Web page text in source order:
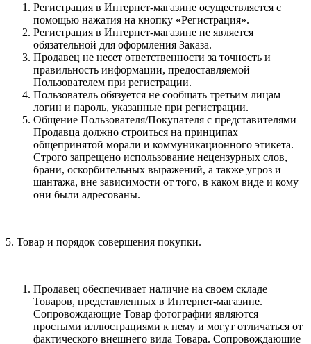
Регистрация в Интернет-магазине осуществляется с
помощью нажатия на кнопку «Регистрация».
Регистрация в Интернет-магазине не является
обязательной для оформления Заказа.
Продавец не несет ответственности за точность и
правильность информации, предоставляемой
Пользователем при регистрации.
Пользователь обязуется не сообщать третьим лицам
логин и пароль, указанные при регистрации.
Общение Пользователя/Покупателя с представителями
Продавца должно строиться на принципах
общепринятой морали и коммуникационного этикета.
Строго запрещено использование нецензурных слов,
брани, оскорбительных выражений, а также угроз и
шантажа, вне зависимости от того, в каком виде и кому
они были адресованы.
5. Товар и порядок совершения покупки.
Продавец обеспечивает наличие на своем складе
Товаров, представленных в Интернет-магазине.
Сопровождающие Товар фотографии являются
простыми иллюстрациями к нему и могут отличаться от
фактического внешнего вида Товара. Сопровождающие